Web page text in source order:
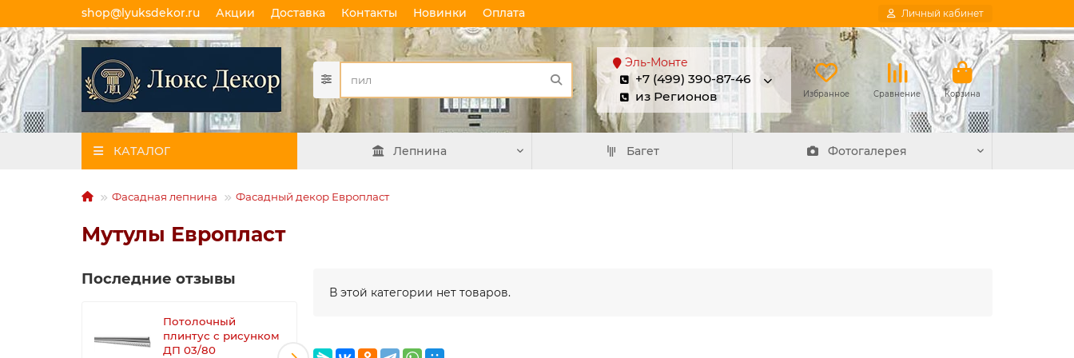
shop@lyuksdekor.ru Акции Доставка Контакты Новинки Оплата Личный кабинет
Эль-Монте
+7 (499) 390-87-46
из Регионов
Избранное Сравнение Корзина
КАТАЛОГ Лепнина Багет Фотогалерея
Фасадная лепнина Фасадный декор Европласт
Мутулы Европласт
Последние отзывы
Потолочный
плинтус с рисунком
ДП 03/80
100/40
В этой категории нет товаров.